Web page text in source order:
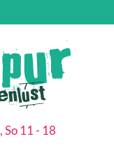
So 11 - 18